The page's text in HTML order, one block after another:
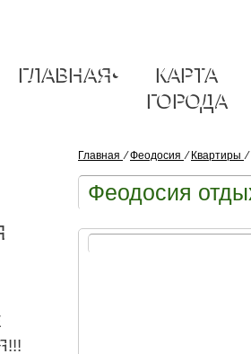
ГЛАВНАЯ•
КАРТА
ГОРОДА
Главная ⁄ Феодосия ⁄ Квартиры ⁄
Феодосия